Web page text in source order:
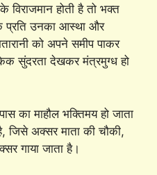
विराजमान होती है तो भक्त
के प्रति उनका आस्था और
को अपने समीप पाकर
सुंदरता देखकर मंत्रमुग्ध हो
का माहौल भक्तिमय हो जाता
जिसे अक्सर माता की चौकी,
गाया जाता है।